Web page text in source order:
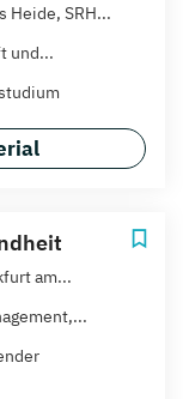
Heide, SRH...
und...
am...